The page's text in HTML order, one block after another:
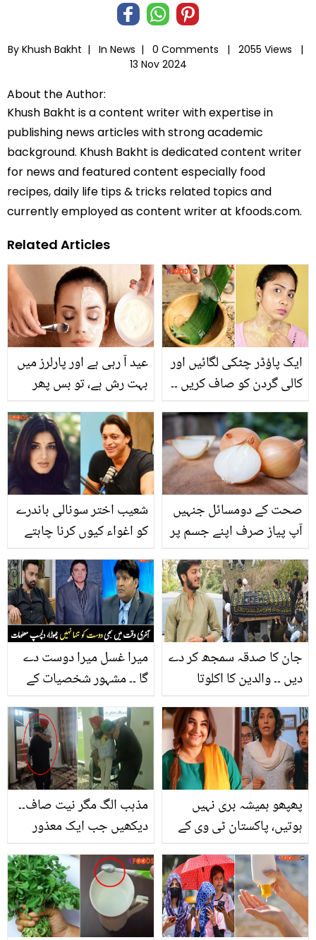
By Khush Bakht | In News | 0 Comments |
2055 Views |
13 Nov 2024
About the Author:
Khush Bakht is a content writer with expertise in
publishing news articles with strong academic
background. Khush Bakht is dedicated content writer
for news and featured content especially food
recipes, daily life tips & tricks related topics and
currently employed as content writer at kfoods.com.
Related Articles
عید آ رہی ہے اور پارلرز میں
بہت رش ہے، تو بس پھر
گھر میں چاول کا فیشل
کریں اور پائیں پارلر جیسا
نکھار بس کچھ ہی دیر میں
ایک پاؤڈر چٹکی لگائیں اور
کالی گردن کو صاف کریں ۔۔
اگر آپ کی بھی گردن ایسی
کالی ہوگئی ہے تو ایلوویرا
کے ساتھ صرف یہ چیز ڈال
کر لگائیں اور رزلٹ خود
دیکھیں
شعیب اختر سونالی باندرے
کو اغواء کیوں کرنا چاہتے
تھے؟ ماضی سے جڑی
حیران کن حقیقت سامنے
آگئی، آخر دونوں میں کیا
تعلق تھا؟
صحت کے دومسائل جنہیں
آپ پیاز صرف اپنے جسم پر
رکھ کر ہی حل کرسکتے ہیں
میرا غسل میرا دوست دے
گا ۔۔ مشہور شخصیات کے
وہ دوست، جو آخری وقت
تک دوستی نبھاتے رہے
جان کا صدقہ سمجھ کر دے
دیں ۔۔ والدین کا اکلوتا
حافظ قرآن بچہ بھی
ڈکیتوں نے چھین لیا، ماں
باپ کے جینے کی وجہ بھی
ختم
مذہب الگ مگر نیت صاف۔۔
دیکھیں جب ایک معذور
پاکستانی اپنے مذہبی مقام
آیا تو مسلمان نے اسے کیسے
گود میں اٹھا لیا؟ ویڈیو
پھپھو ہمیشہ بری نہیں
ہوتیں، پاکستان ٹی وی کے
کچھ ڈرامے جن میں پھپھو
کے کردار نے مثال قائم کر
دی